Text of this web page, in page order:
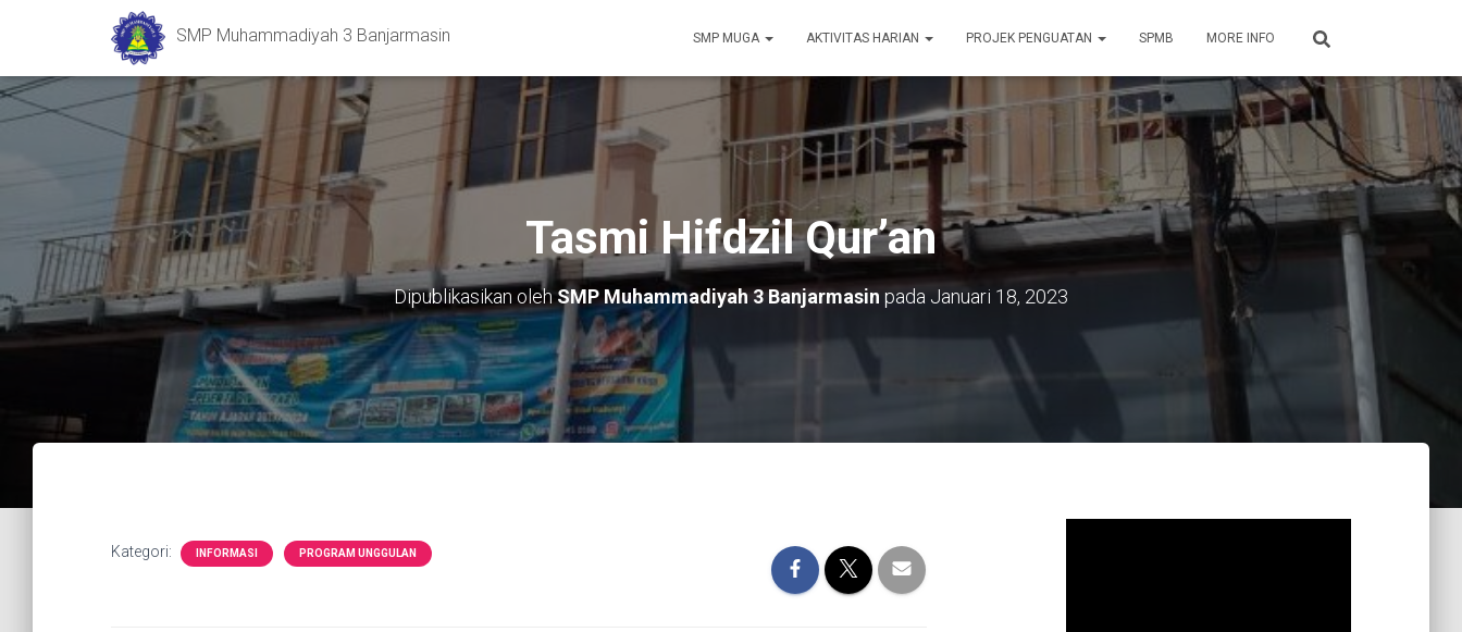
SMP Muhammadiyah 3 Banjarmasin SMP MUGA AKTIVITAS HARIAN PROJEK PENGUATAN SPMB MORE INFO
Tasmi Hifdzil Qur’an
Dipublikasikan olehSMP Muhammadiyah 3 Banjarmasin pada Januari 18, 2023
Kategori: INFORMASI PROGRAM UNGGULAN